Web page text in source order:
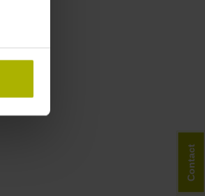
Contact